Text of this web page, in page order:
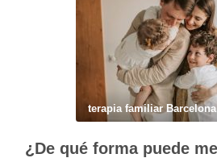
terapia familiar Barcelona